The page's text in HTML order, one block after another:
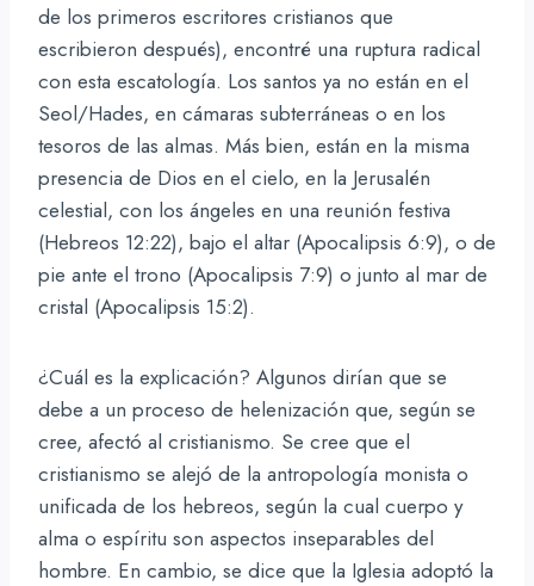
de los primeros escritores cristianos que
escribieron después), encontré una ruptura radical
con esta escatología. Los santos ya no están en el
Seol/Hades, en cámaras subterráneas o en los
tesoros de las almas. Más bien, están en la misma
presencia de Dios en el cielo, en la Jerusalén
celestial, con los ángeles en una reunión festiva
(Hebreos 12:22), bajo el altar (Apocalipsis 6:9), o de
pie ante el trono (Apocalipsis 7:9) o junto al mar de
cristal (Apocalipsis 15:2).
¿Cuál es la explicación? Algunos dirían que se
debe a un proceso de helenización que, según se
cree, afectó al cristianismo. Se cree que el
cristianismo se alejó de la antropología monista o
unificada de los hebreos, según la cual cuerpo y
alma o espíritu son aspectos inseparables del
hombre. En cambio, se dice que la Iglesia adoptó la